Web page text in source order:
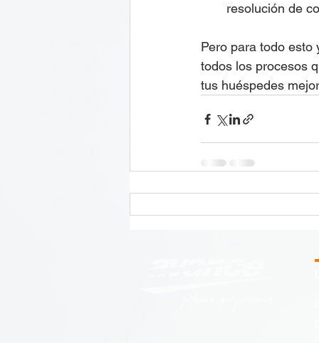
resolución de
Pero para todo
todos los procesos
tus huéspedes